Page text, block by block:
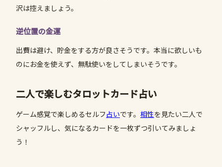
沢は控えましょう。
逆位置の金運
出費は避け、貯金をする方が良さそうです。本当に欲しいも
のにお金を使えず、無駄使いをしてしまいそうです。
二人で楽しむタロットカード占い
ゲーム感覚で楽しめるセルフ占いです。 相性を見たい二人で
シャッフルし、気になるカードを一枚ずつ引いてみましょ
う！